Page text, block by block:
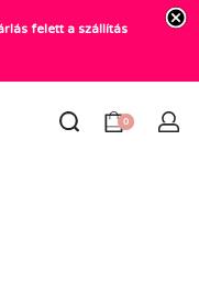
0
felett a szállítás